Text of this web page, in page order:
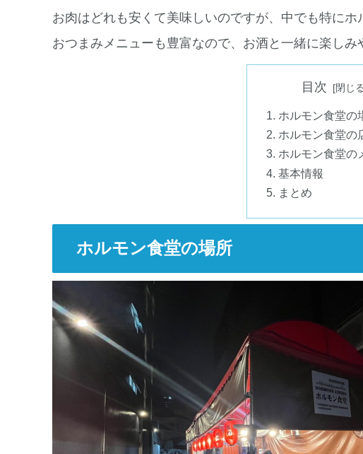
お肉はどれも安くて美味しいのですが、中でも特にホ
おつまみメニューも豊富なので、お酒と一緒に楽しみ
目次
ホルモン食堂の
ホルモン食堂の
ホルモン食堂の
基本情報
まとめ
ホルモン食堂の場所